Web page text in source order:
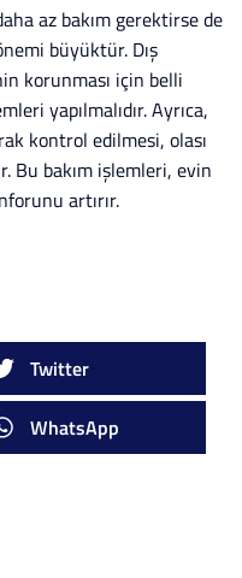
az bakım gerektirse de
büyüktür. Dış
korunması için belli
yapılmalıdır. Ayrıca,
kontrol edilmesi, olası
Bu bakım işlemleri, evin
artırır.
Twitter
WhatsApp